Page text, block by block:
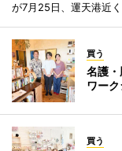
が7月25日、運天港近く
買う
名護
ワー
買う